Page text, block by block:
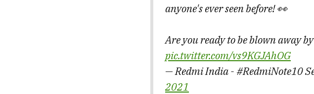
anyone's ever seen before! 👀
Are you ready to be blown away
pic.twitter.com/vs9KGJAhOG
— Redmi India - #RedmiNote10
2021